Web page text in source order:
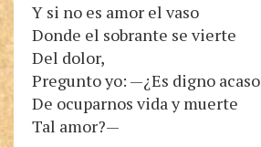
Y si no es amor el vaso
Donde el sobrante se vierte
Del dolor,
Pregunto yo: —¿Es digno acaso
De ocuparnos vida y muerte
Tal amor?—